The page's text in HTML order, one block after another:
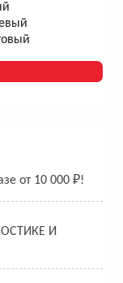
от 10 000 ₽!
И